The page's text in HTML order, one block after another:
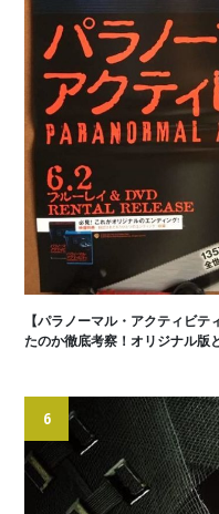
【パラノーマル・アクティビ
たのか徹底考察！オリジナル版
6